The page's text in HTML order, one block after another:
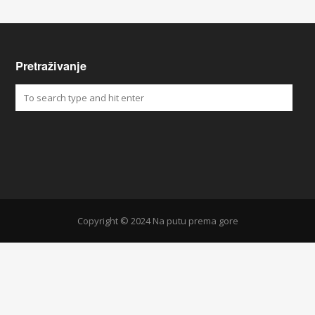
Pretraživanje
Copyright © 2024 Na putu prema gore